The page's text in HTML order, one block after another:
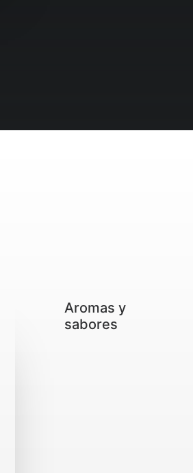
Aromas y
sabores